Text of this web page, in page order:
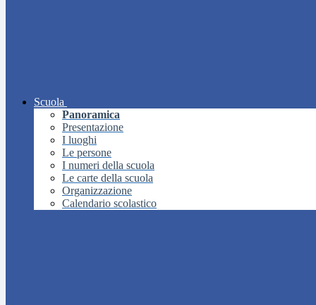
Scuola
Panoramica
Presentazione
I luoghi
Le persone
I numeri della scuola
Le carte della scuola
Organizzazione
Calendario scolastico